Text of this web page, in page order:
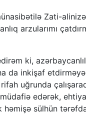
Zati-alinizə
arzularımı
ki,
da inkişaf etdirməyə
uğrunda
edərək,
həmişə sülhün